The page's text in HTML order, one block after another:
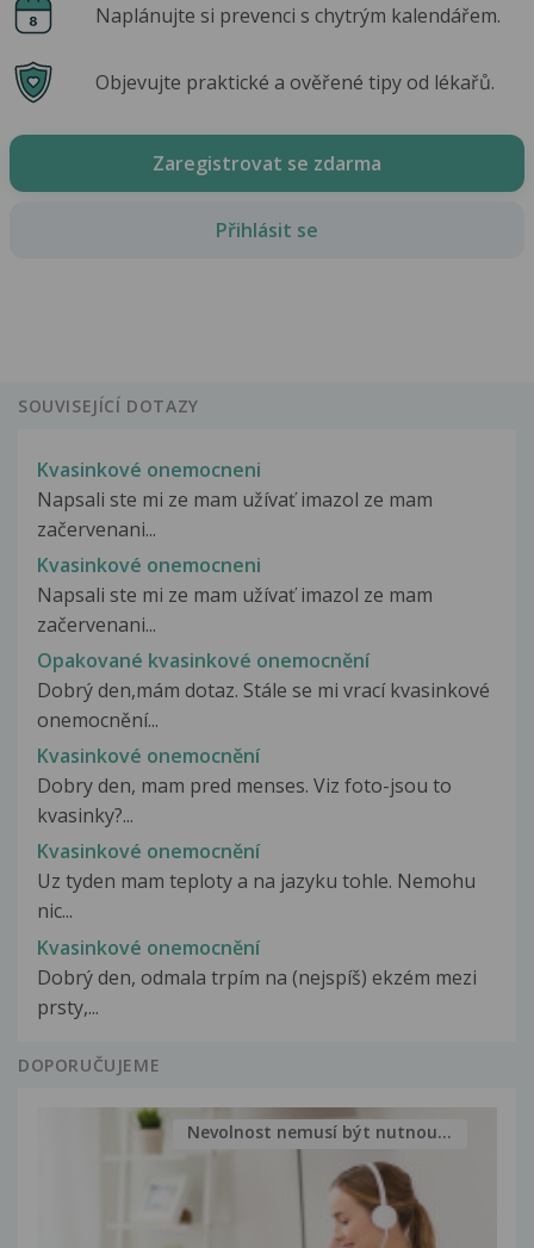
Naplánujte si prevenci s chytrým kalendářem.
Objevujte praktické a ověřené tipy od lékařů.
Zaregistrovat se zdarma
Přihlásit se
SOUVISEJÍCÍ DOTAZY
Kvasinkové onemocneni
Napsali ste mi ze mam užívať imazol ze mam
začervenani...
Kvasinkové onemocneni
Napsali ste mi ze mam užívať imazol ze mam
začervenani...
Opakované kvasinkové onemocnění
Dobrý den,mám dotaz. Stále se mi vrací kvasinkové
onemocnění...
Kvasinkové onemocnění
Dobry den, mam pred menses. Viz foto-jsou to
kvasinky?...
Kvasinkové onemocnění
Uz tyden mam teploty a na jazyku tohle. Nemohu
nic...
Kvasinkové onemocnění
Dobrý den, odmala trpím na (nejspíš) ekzém mezi
prsty,...
DOPORUČUJEME
Nevolnost nemusí být nutnou...